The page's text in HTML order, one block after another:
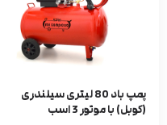
پمپ باد 80 لیتری سیلندری
(کوبل) با موتور 3 اسب